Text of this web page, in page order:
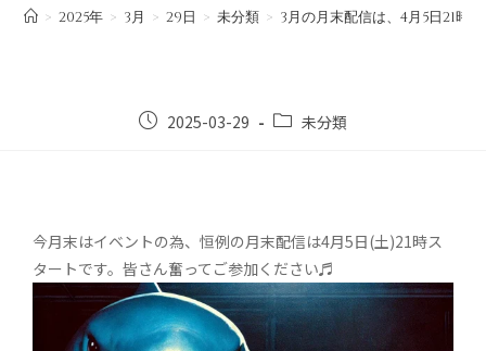
> 2025年 > 3月 > 29日 > 未分類 > 3月の月末配信は、4月5日21時
2025-03-29 未分類
今月末はイベントの為、恒例の月末配信は4月5日(土)21時ス
タートです。皆さん奮ってご参加ください♬